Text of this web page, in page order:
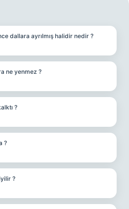
dallara ayrılmış halidir nedir ?
ne yenmez ?
?
?
?